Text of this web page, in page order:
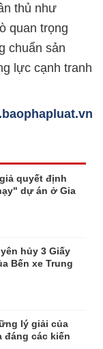
thủ như
quan trọng
chuẩn sản
lực cạnh tranh
quyết định
dự án ở Gia
hủy 3 Giấy
Bến xe Trung
lý giải của
đáng các kiến